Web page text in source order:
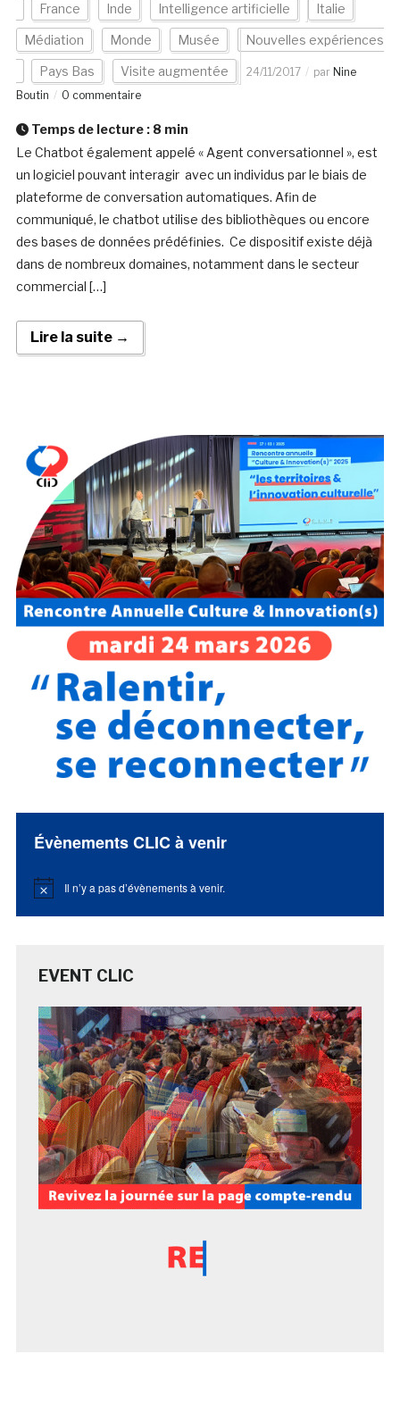
France Inde Intelligence artificielle Italie
Médiation Monde Musée Nouvelles expériences
Pays Bas Visite augmentée 24/11/2017 par Nine
Boutin
0 commentaire
Temps de lecture : 8 min
Le Chatbot également appelé « Agent conversationnel », est
un logiciel pouvant interagir avec un individus par le biais de
plateforme de conversation automatiques. Afin de
communiqué, le chatbot utilise des bibliothèques ou encore
des bases de données prédéfinies. Ce dispositif existe déjà
dans de nombreux domaines, notamment dans le secteur
commercial […]
Lire la suite →
Évènements CLIC à venir
Notice Il n’y a pas d’évènements à venir.
EVENT CLIC